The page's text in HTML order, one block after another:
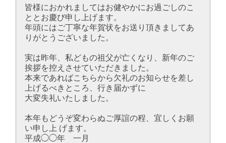
皆様におかれましてはお健やかにお過ごしのこ
ととお慶び申し上げます。
年頭にはご丁寧な年賀状をお送り頂きましてあ
りがとうございました。
実は昨年、私どもの祖父が亡くなり、新年のご
挨拶を控えさせていただきました。
本来であればこちらから欠礼のお知らせを差し
上げるべきところ、行き届かずに
大変失礼いたしました。
本年もどうぞ変わらぬご厚誼の程、宜しくお願
い申し上 げます。
平成◯◯年 一月